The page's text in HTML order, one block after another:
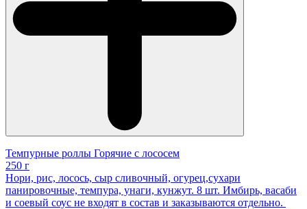
Темпурные роллы Горячие с лососем
250 г
Нори, рис, лосось, сыр сливочный, огурец,сухари
панировочные, темпура, унаги, кунжут. 8 шт. Имбирь, васаби
и соевый соус не входят в состав и заказываются отдельно.